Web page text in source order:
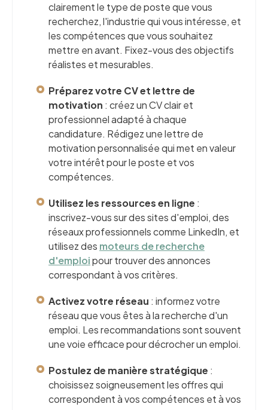
clairement le type de poste que vous
recherchez, l'industrie qui vous intéresse, et
les compétences que vous souhaitez
mettre en avant. Fixez-vous des objectifs
réalistes et mesurables.
Préparez votre CV et lettre de
motivation : créez un CV clair et
professionnel adapté à chaque
candidature. Rédigez une lettre de
motivation personnalisée qui met en valeur
votre intérêt pour le poste et vos
compétences.
Utilisez les ressources en ligne :
inscrivez-vous sur des sites d'emploi, des
réseaux professionnels comme LinkedIn, et
utilisez des moteurs de recherche
d'emploipour trouver des annonces
correspondant à vos critères.
Activez votre réseau : informez votre
réseau que vous êtes à la recherche d'un
emploi. Les recommandations sont souvent
une voie efficace pour décrocher un emploi.
Postulez de manière stratégique :
choisissez soigneusement les offres qui
correspondent à vos compétences et à vos